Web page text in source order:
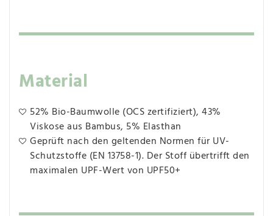
Material
52% Bio-Baumwolle (OCS zertifiziert), 43%
Viskose aus Bambus, 5% Elasthan
Geprüft nach den geltenden Normen für UV-
Schutzstoffe (EN 13758-1). Der Stoff übertrifft den
maximalen UPF-Wert von UPF50+